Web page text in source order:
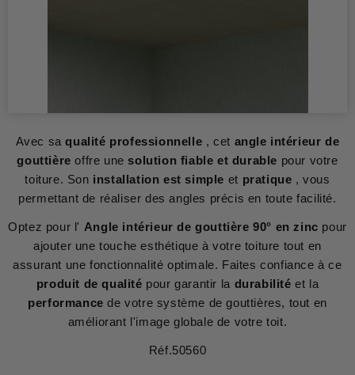
Avec saqualité professionnelle , cet angle intérieur de
gouttière offre une solution fiable et durable pour votre
toiture. Son installation est simple et pratique , vous
permettant de réaliser des angles précis en toute facilité.
Optez pour l' Angle intérieur de gouttière 90° en zinc pour
ajouter une touche esthétique à votre toiture tout en
assurant une fonctionnalité optimale. Faites confiance à ce
produit de qualité pour garantir la durabilité et la
performance de votre système de gouttières, tout en
améliorant l'image globale de votre toit.
Réf.50560